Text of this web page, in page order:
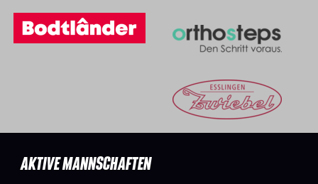
AKTIVE MANNSCHAFTEN